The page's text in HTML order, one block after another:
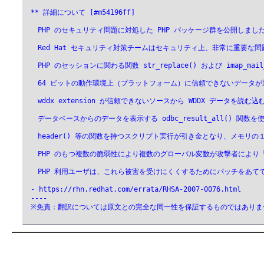
** 詳細について [#m54196ff]
PHP のセキュリティ問題に対処した PHP パッケージ群を公開しまし
Red Hat セキュリティ対策チームはセキュリティ上、非常に重要な問
PHP のセッションに関わる関数 str_replace() および
64 ビットの動作環境上（プラットフォーム）に信頼できないデータ
wddx extension が信頼できないソースから WDDX データを読む込
データベースからのデータを表示する odbc_result_all() 関数を使う
header() 等の関数を持つスクリプト実行が引き金となり、メモリの
PHP のもつ複数の脆弱性により複数のグローバル変数が攻撃者によ
PHP 利用ユーザは、これら被害を受けにくくするためにパッチをあて
- https://rhn.redhat.com/errata/RHSA-2007-0076.html
----
※免責：翻訳については原文との完全な同一性を保証するものではあり